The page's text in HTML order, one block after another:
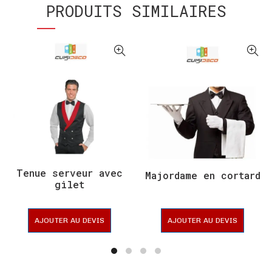
PRODUITS SIMILAIRES
Tenue serveur avec
gilet
AJOUTER AU DEVIS
Majordame en cortard
AJOUTER AU DEVIS